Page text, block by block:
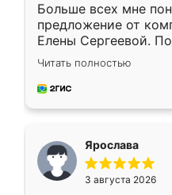
Больше всех мне
предложение от
Елены Сергеевой.
короткие сроки
для замера
предложил по моему
Читать полностью
Ярослава
3 августа 2026